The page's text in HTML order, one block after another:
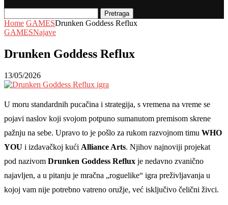
Pretraga
Home GAMESDrunken Goddess Reflux
GAMESNajave
Drunken Goddess Reflux
13/05/2026
U moru standardnih pucačina i strategija, s vremena na vreme se
pojavi naslov koji svojom potpuno sumanutom premisom skrene
pažnju na sebe. Upravo to je pošlo za rukom razvojnom timu WHO
YOU i izdavačkoj kući Alliance Arts. Njihov najnoviji projekat
pod nazivom Drunken Goddess Reflux je nedavno zvanično
najavljen, a u pitanju je mračna „roguelike“ igra preživljavanja u
kojoj vam nije potrebno vatreno oružje, već isključivo čelični živci.